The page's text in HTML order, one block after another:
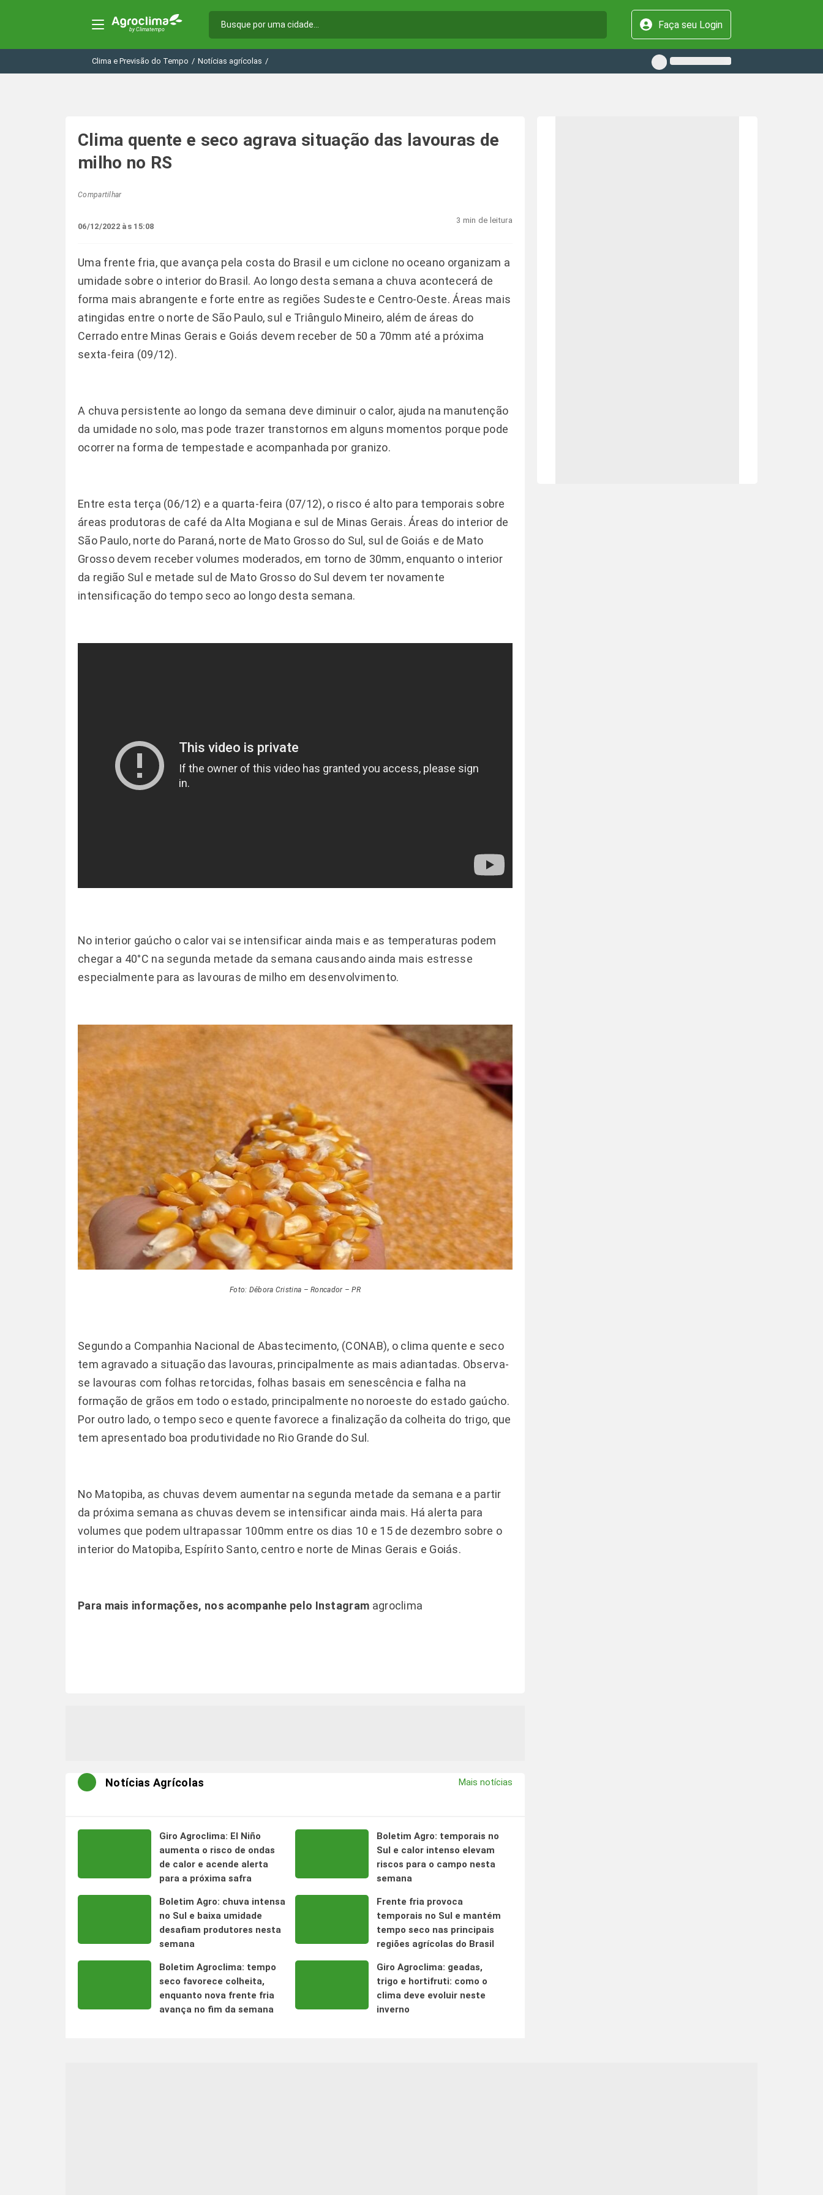
Faça seu Login
Clima e Previsão do Tempo / Notícias agrícolas /
Clima quente e seco agrava situação das lavouras de
milho no RS
Compartilhar
06/12/2022 às 15:08
3 min de leitura
Uma frente fria, que avança pela costa do Brasil e um ciclone no oceano organizam a
umidade sobre o interior do Brasil. Ao longo desta semana a chuva acontecerá de
forma mais abrangente e forte entre as regiões Sudeste e Centro-Oeste. Áreas mais
atingidas entre o norte de São Paulo, sul e Triângulo Mineiro, além de áreas do
Cerrado entre Minas Gerais e Goiás devem receber de 50 a 70mm até a próxima
sexta-feira (09/12).
A chuva persistente ao longo da semana deve diminuir o calor, ajuda na manutenção
da umidade no solo, mas pode trazer transtornos em alguns momentos porque pode
ocorrer na forma de tempestade e acompanhada por granizo.
Entre esta terça (06/12) e a quarta-feira (07/12), o risco é alto para temporais sobre
áreas produtoras de café da Alta Mogiana e sul de Minas Gerais. Áreas do interior de
São Paulo, norte do Paraná, norte de Mato Grosso do Sul, sul de Goiás e de Mato
Grosso devem receber volumes moderados, em torno de 30mm, enquanto o interior
da região Sul e metade sul de Mato Grosso do Sul devem ter novamente
intensificação do tempo seco ao longo desta semana.
No interior gaúcho o calor vai se intensificar ainda mais e as temperaturas podem
chegar a 40°C na segunda metade da semana causando ainda mais estresse
especialmente para as lavouras de milho em desenvolvimento.
Foto: Débora Cristina – Roncador – PR
Segundo a Companhia Nacional de Abastecimento, (CONAB), o clima quente e seco
tem agravado a situação das lavouras, principalmente as mais adiantadas. Observa-
se lavouras com folhas retorcidas, folhas basais em senescência e falha na
formação de grãos em todo o estado, principalmente no noroeste do estado gaúcho.
Por outro lado, o tempo seco e quente favorece a finalização da colheita do trigo, que
tem apresentado boa produtividade no Rio Grande do Sul.
No Matopiba, as chuvas devem aumentar na segunda metade da semana e a partir
da próxima semana as chuvas devem se intensificar ainda mais. Há alerta para
volumes que podem ultrapassar 100mm entre os dias 10 e 15 de dezembro sobre o
interior do Matopiba, Espírito Santo, centro e norte de Minas Gerais e Goiás.
Para mais informações, nos acompanhe pelo Instagram agroclima
Notícias Agrícolas Mais notícias
Giro Agroclima: El Niño
aumenta o risco de ondas
de calor e acende alerta
para a próxima safra
Boletim Agro: temporais no
Sul e calor intenso elevam
riscos para o campo nesta
semana
Boletim Agro: chuva intensa
no Sul e baixa umidade
desafiam produtores nesta
semana
Frente fria provoca
temporais no Sul e mantém
tempo seco nas principais
regiões agrícolas do Brasil
Boletim Agroclima: tempo
seco favorece colheita,
enquanto nova frente fria
avança no fim da semana
Giro Agroclima: geadas,
trigo e hortifruti: como o
clima deve evoluir neste
inverno